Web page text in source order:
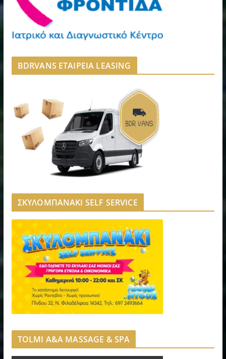
BDRVANS ΕΤΑΙΡΕΙΑ LEASING
ΣΚΥΛΟΜΠΑΝΑΚΙ SELF SERVICE
TOLMI A&A MASSAGE & SPA